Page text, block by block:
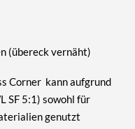
(übereck vernäht)
Corner kann aufgrund
SF 5:1) sowohl für
genutzt